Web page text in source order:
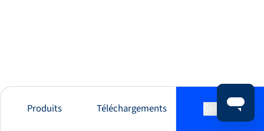
Produits Téléchargements Contact